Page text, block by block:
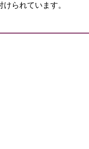
られています。